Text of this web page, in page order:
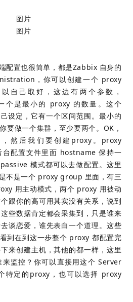
配置也很简单，都是Zabbix 自身的
，你可以创建一个 proxy
自己取好，这边有两个参数，
个是最小的 proxy 的数量。这个
设定，它有一个区间范围。最小的
要做一个集群，至少要两个。OK，
然后我们要创建proxy。proxy
配置文件里面 hostname 保持一
模式都可以去做配置。这里
不是一个 proxy group 里面，有三
用主动模式，两个 proxy 用被动
跟你的高可用其实没有关系，说到
些数据肯定都会采集到，只是谁来
谈恋爱，谁先表白一个道理。这些
到在到这一步整个 proxy 都配置完
来创建主机，其他的都一样，这里
监控？你可以直接用这个 Server
特定的proxy，也可以选择 proxy